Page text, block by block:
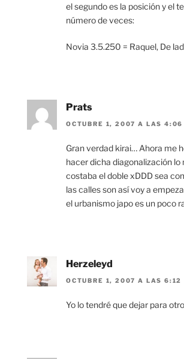
el segundo es la posición y el
número de veces:
Novia 3.5.250 = Raquel, De
Prats
OCTUBRE 1, 2007 A LAS 4:06
Gran verdad kirai… Ahora me
hacer dicha diagonalización lo
costaba el doble xDDD sea
las calles son así voy a
el urbanismo japo es un poco
Herzeleyd
OCTUBRE 1, 2007 A LAS 6:12
Yo lo tendré que dejar para